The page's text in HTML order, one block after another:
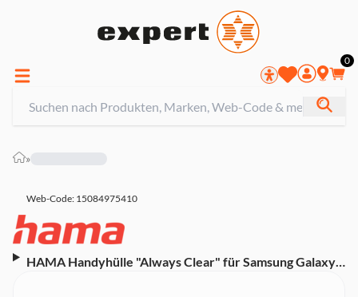
0
»
Web-Code: 15084975410
HAMA Handyhülle "Always Clear" für Samsung Galaxy